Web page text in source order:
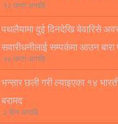
१२ घण्टा अगाडि
पथलैयामा दुई दिनदेखि बेवारिसे
सवारीधनीलाई सम्पर्कमा आउन
१४ घण्टा अगाडि
भन्सार छली गरी ल्याइएका १४
बरामद
२ दिन अगाडि